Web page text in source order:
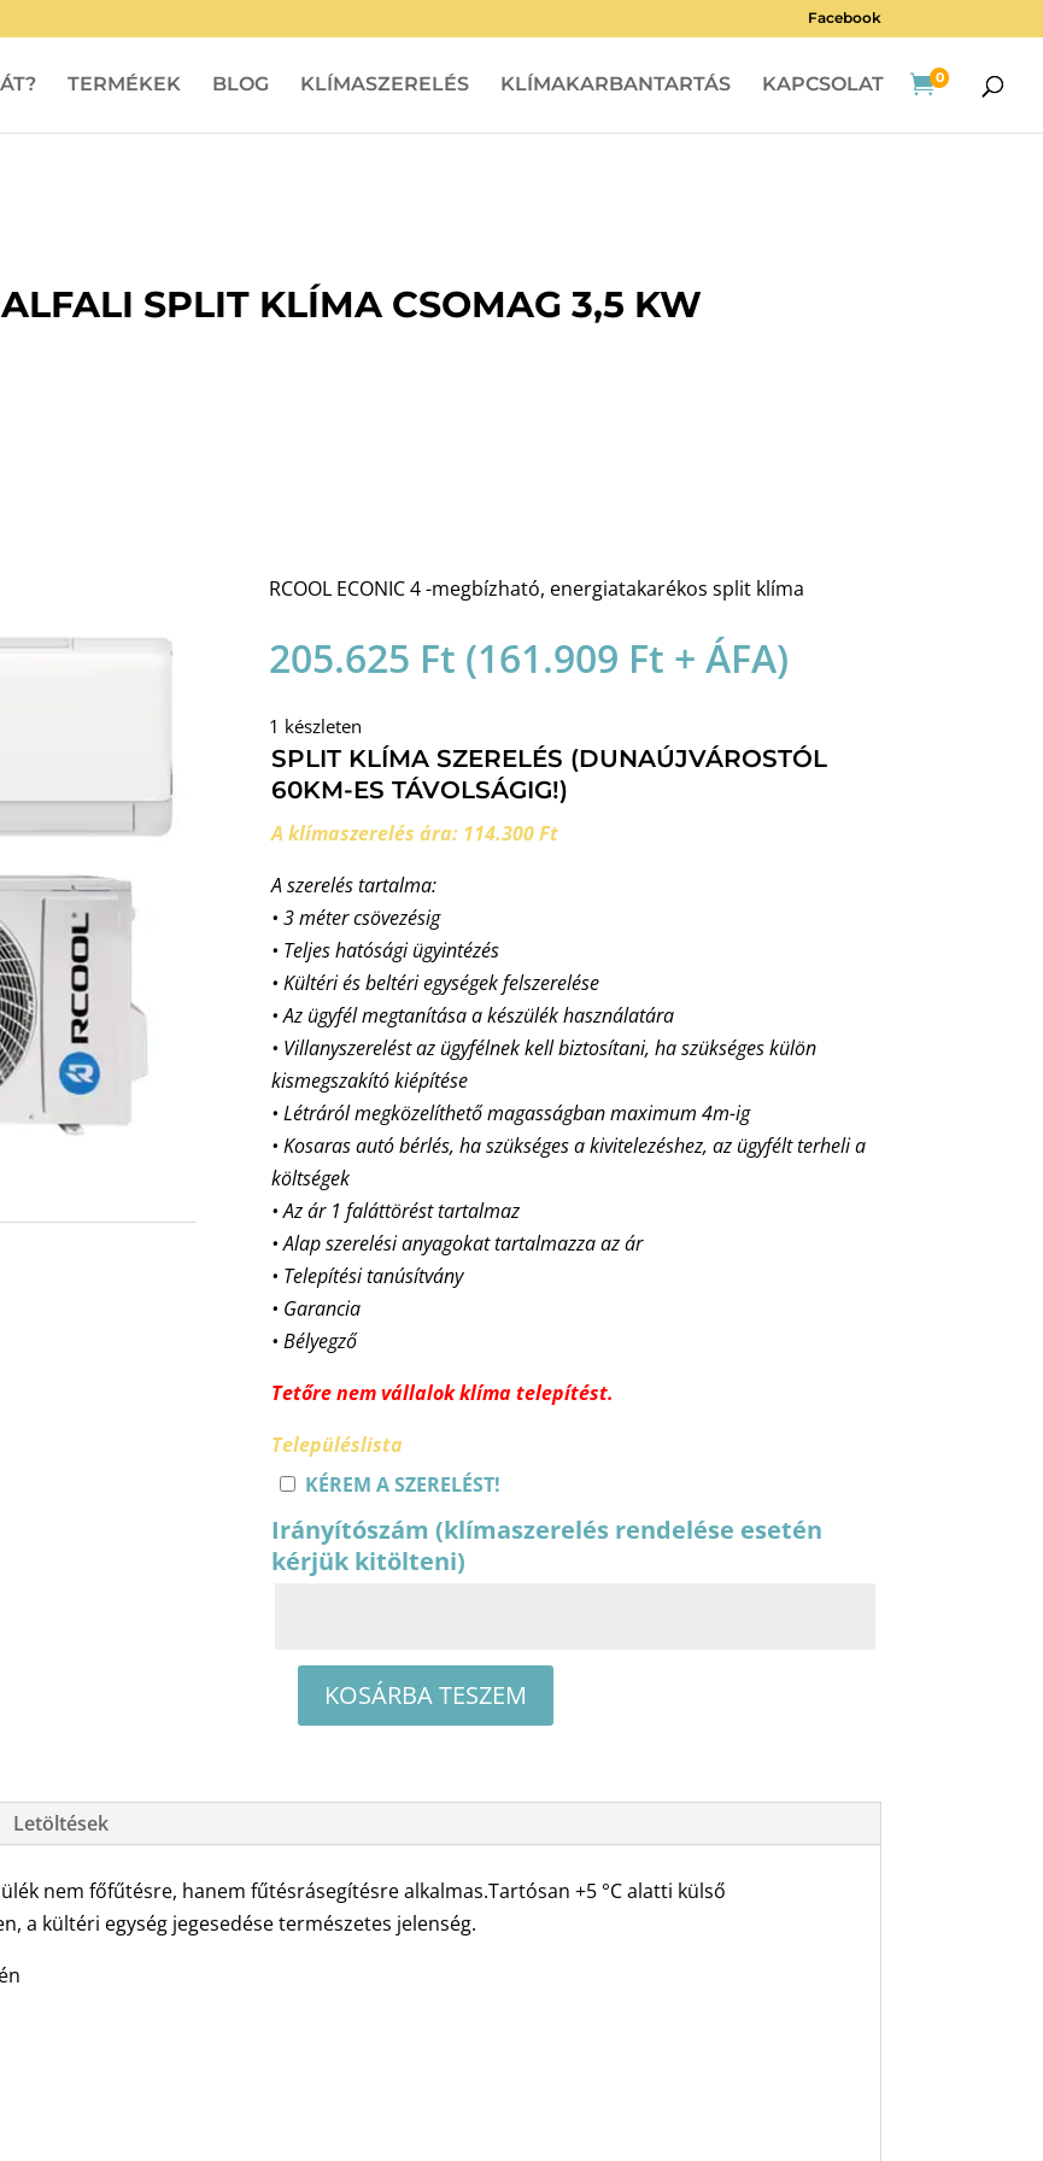
Facebook
TERMÉKEK BLOG KLÍMASZERELÉS KLÍMAKARBANTARTÁS KAPCSOLAT 0
SPLIT KLÍMA CSOMAG 3,5 KW
RCOOL ECONIC 4 -megbízható, energiatakarékos split klíma
205.625 Ft (161.909 Ft + ÁFA)
1 készleten
SPLIT KLÍMA SZERELÉS (DUNAÚJVÁROSTÓL
60KM-ES TÁVOLSÁGIG!)
A klímaszerelés ára: 114.300 Ft
A szerelés tartalma:
• 3 méter csövezésig
• Teljes hatósági ügyintézés
• Kültéri és beltéri egységek felszerelése
• Az ügyfél megtanítása a készülék használatára
• Villanyszerelést az ügyfélnek kell biztosítani, ha szükséges külön
kismegszakító kiépítése
• Létráról megközelíthető magasságban maximum 4m-ig
• Kosaras autó bérlés, ha szükséges a kivitelezéshez, az ügyfélt terheli a
költségek
• Az ár 1 faláttörést tartalmaz
• Alap szerelési anyagokat tartalmazza az ár
• Telepítési tanúsítvány
• Garancia
• Bélyegző
Tetőre nem vállalok klíma telepítést.
Településlista
KÉREM A SZERELÉST!
Irányítószám (klímaszerelés rendelése esetén
kérjük kitölteni)
split
klíma
csomag
KOSÁRBA TESZEM
Letöltések
nem főfűtésre, hanem fűtésrásegítésre alkalmas.Tartósan +5 °C alatti külső
a kültéri egység jegesedése természetes jelenség.